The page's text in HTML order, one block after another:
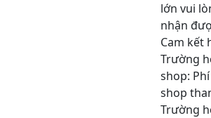
lớn vui
nhận
Cam kết
Trường
shop:
shop
Trường